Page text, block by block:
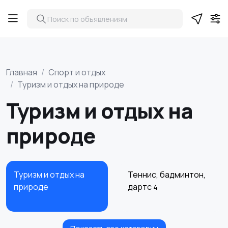
Главная
Спорт и отдых
Туризм и отдых на природе
Туризм и отдых на
природе
Туризм и отдых на
природе
Теннис, бадминтон,
дартс 4